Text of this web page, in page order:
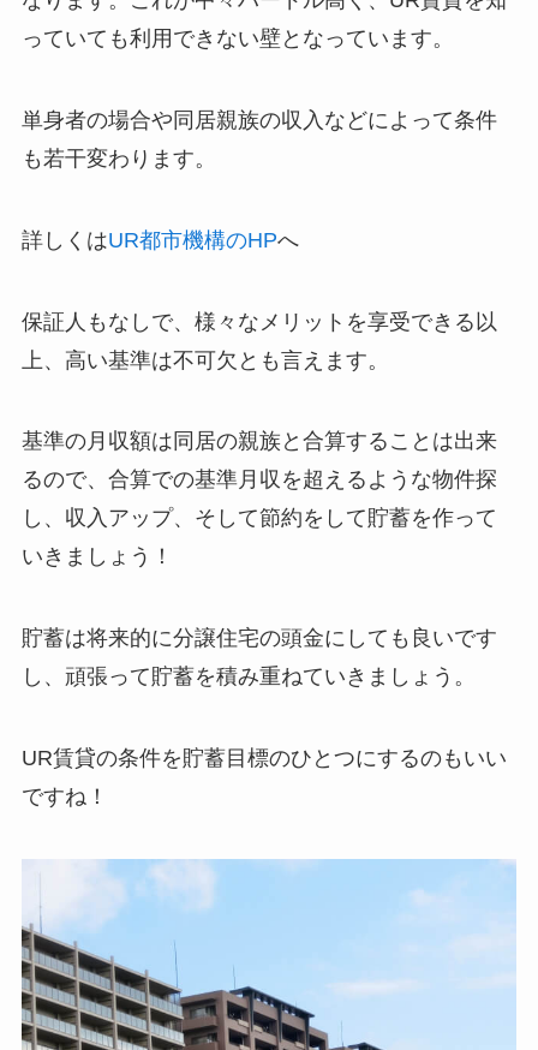
っていても利用できない壁となっています。
単身者の場合や同居親族の収入などによって条件
も若干変わります。
詳しくはUR都市機構のHPへ
保証人もなしで、様々なメリットを享受できる以
上、高い基準は不可欠とも言えます。
基準の月収額は同居の親族と合算することは出来
るので、合算での基準月収を超えるような物件探
し、収入アップ、そして節約をして貯蓄を作って
いきましょう！
貯蓄は将来的に分譲住宅の頭金にしても良いです
し、頑張って貯蓄を積み重ねていきましょう。
UR賃貸の条件を貯蓄目標のひとつにするのもいい
ですね！